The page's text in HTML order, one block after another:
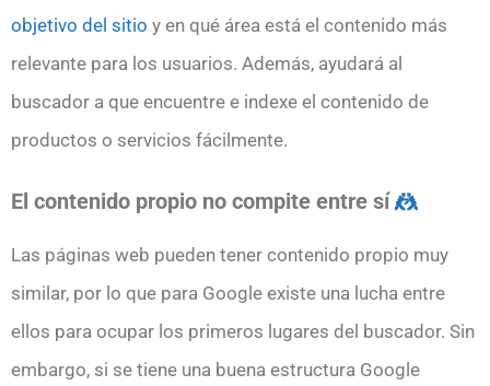
objetivo del sitio y en qué área está el contenido más
relevante para los usuarios. Además, ayudará al
buscador a que encuentre e indexe el contenido de
productos o servicios fácilmente.
El contenido propio no compite entre sí🤼
Las páginas web pueden tener contenido propio muy
similar, por lo que para Google existe una lucha entre
ellos para ocupar los primeros lugares del buscador. Sin
embargo, si se tiene una buena estructura Google